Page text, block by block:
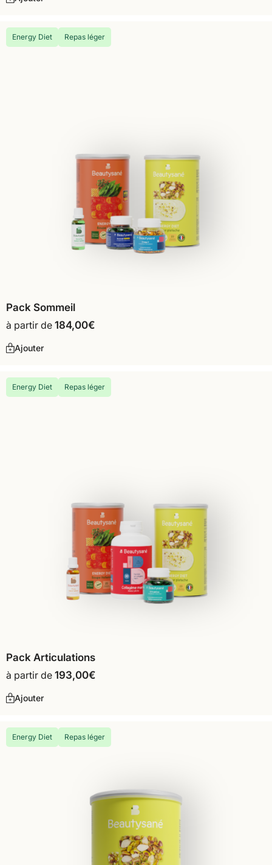
Energy Diet Repas léger
Pack Sommeil
à partir de 184,00€
Ajouter
Energy Diet Repas léger
Pack Articulations
à partir de 193,00€
Ajouter
Energy Diet Repas léger